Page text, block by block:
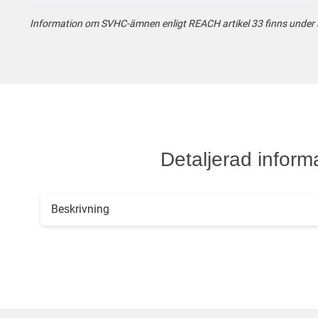
Information om SVHC-ämnen enligt REACH artikel 33 finns
Detaljerad
Beskrivning